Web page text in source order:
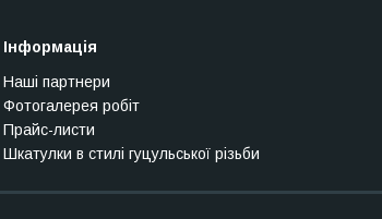
Інформація
Наші партнери
Фотогалерея робіт
Прайс-листи
Шкатулки в стилі гуцульської різьби